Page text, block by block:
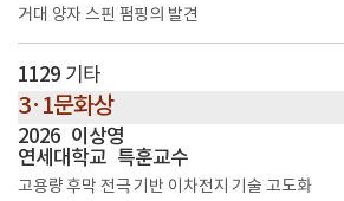
거대 양자 스핀 펌핑의 발견
1129 기타
3·1문화상
2026 이상영
연세대학교 특훈교수
고용량 후막 전극 기반 이차전지 기술 고도화